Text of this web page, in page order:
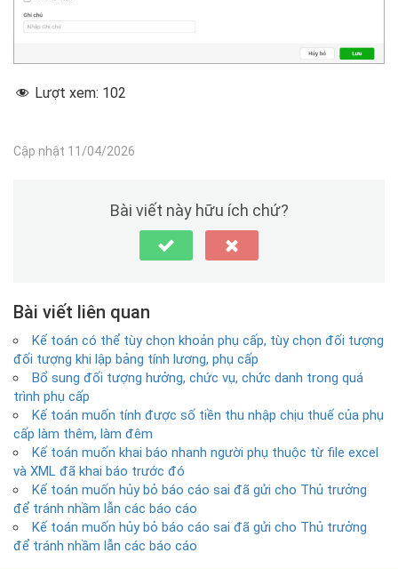
Lượt xem: 102
Cập nhật 11/04/2026
Bài viết này hữu ích chứ?
Bài viết liên quan
Kế toán có thể tùy chọn khoản phụ cấp, tùy chọn đối tượng
đối tượng khi lập bảng tính lương, phụ cấp
Bổ sung đối tượng hưởng, chức vụ, chức danh trong quá
trình phụ cấp
Kế toán muốn tính được số tiền thu nhập chịu thuế của phụ
cấp làm thêm, làm đêm
Kế toán muốn khai báo nhanh người phụ thuộc từ file excel
và XML đã khai báo trước đó
Kế toán muốn hủy bỏ báo cáo sai đã gửi cho Thủ trưởng
để tránh nhầm lẫn các báo cáo
Kế toán muốn hủy bỏ báo cáo sai đã gửi cho Thủ trưởng
để tránh nhầm lẫn các báo cáo